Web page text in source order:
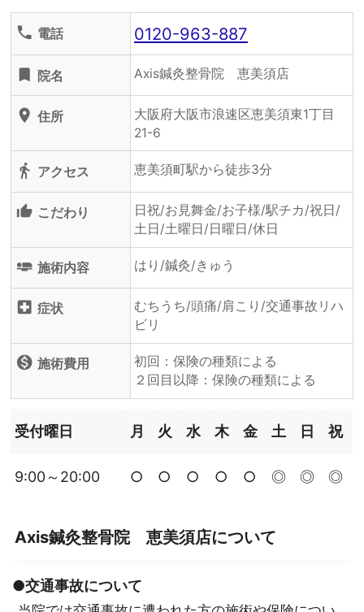
phone 電話 0120-963-887
turned_in 院名 Axis鍼灸整骨院 恵美須店
location_on 住所
大阪府大阪市浪速区恵美須東1丁目
21-6
directions_walk アクセス 恵美須町駅から徒歩3分
thumb_up_alt こだわり
日祝/お見舞金/お子様/駅チカ/祝日/
土日/土曜日/日曜日/休日
airline_seat_flat 施術内容 はり/鍼灸/きゅう
local_hospital 症状
むちうち/頭痛/肩こり/交通事故リハ
ビリ
monetization_on 施術費用
初回：保険の種類による
２回目以降：保険の種類による
受付曜日 月 火 水 木 金 土 日 祝
9:00～20:00 ○ ○ ○ ○ ○ ◎ ◎ ◎
Axis鍼灸整骨院 恵美須店について
●交通事故について